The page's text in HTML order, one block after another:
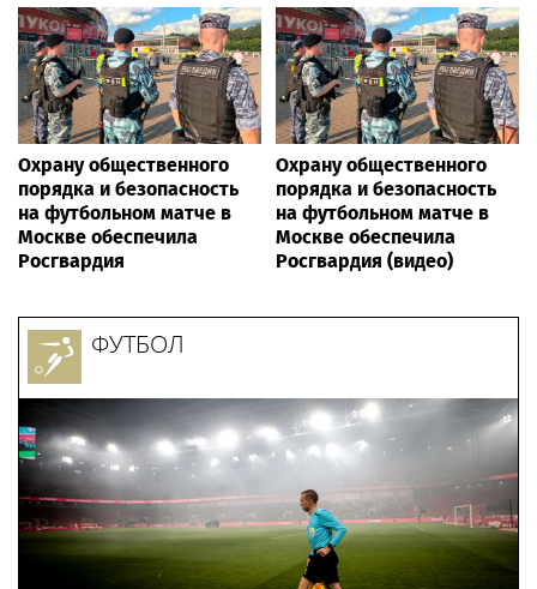
Охрану общественного
порядка и безопасность
на футбольном матче в
Москве обеспечила
Росгвардия
Охрану общественного
порядка и безопасность
на футбольном матче в
Москве обеспечила
Росгвардия (видео)
ФУТБОЛ